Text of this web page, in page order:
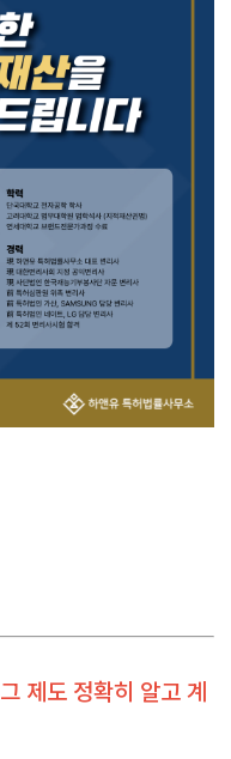
제도 정확히 알고 계